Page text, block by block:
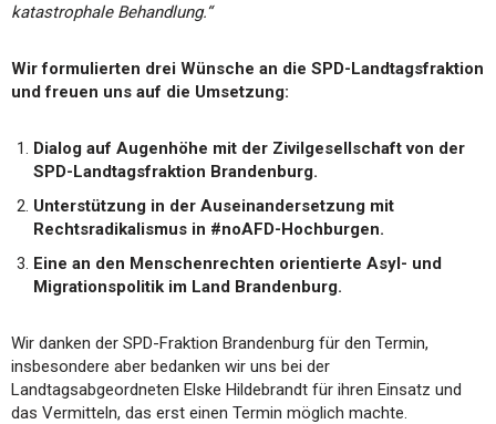
katastrophale Behandlung.“
Wir formulierten drei Wünsche an die SPD-Landtagsfraktion
und freuen uns auf die Umsetzung:
Dialog auf Augenhöhe mit der Zivilgesellschaft von der
SPD-Landtagsfraktion Brandenburg.
Unterstützung in der Auseinandersetzung mit
Rechtsradikalismus in #noAFD-Hochburgen.
Eine an den Menschenrechten orientierte Asyl- und
Migrationspolitik im Land Brandenburg.
Wir danken der SPD-Fraktion Brandenburg für den Termin,
insbesondere aber bedanken wir uns bei der
Landtagsabgeordneten Elske Hildebrandt für ihren Einsatz und
das Vermitteln, das erst einen Termin möglich machte.